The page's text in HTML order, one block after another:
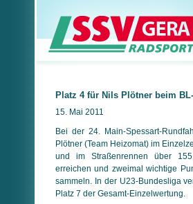
Platz 4 für Nils Plötner beim
15. Mai 2011
Bei der 24. Main-Spessart-
Plötner (Team Heizomat) im
und im Straßenrennen über
erreichen und zweimal wichtige
sammeln. In der U23-Bundesliga
Platz 7 der Gesamt-Einzelwertung.